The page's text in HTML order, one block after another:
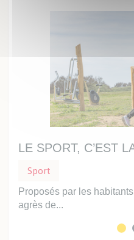
LE SPORT, C’EST
Sport
Proposés par les
agrès de...